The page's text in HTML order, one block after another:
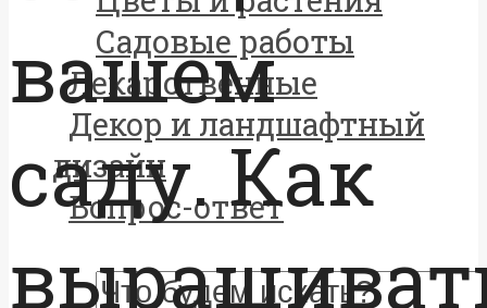
Садовые работы
Лекарственные
Декор и ландшафтный
дизайн
Вопрос-ответ
вашем
саду. Как